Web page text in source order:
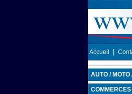
Accueil
AUTO / MOTO